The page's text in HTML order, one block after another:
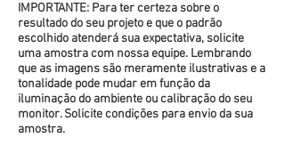
IMPORTANTE: Para ter certeza sobre o
resultado do seu projeto e que o padrão
escolhido atenderá sua expectativa, solicite
uma amostra com nossa equipe. Lembrando
que as imagens são meramente ilustrativas e a
tonalidade pode mudar em função da
iluminação do ambiente ou calibração do seu
monitor. Solicite condições para envio da sua
amostra.